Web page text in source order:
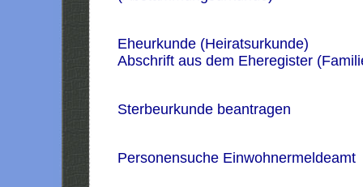
Eheurkunde (Heiratsurkunde)
Abschrift aus dem Eheregister
Sterbeurkunde beantragen
Personensuche Einwohnermeldeamt